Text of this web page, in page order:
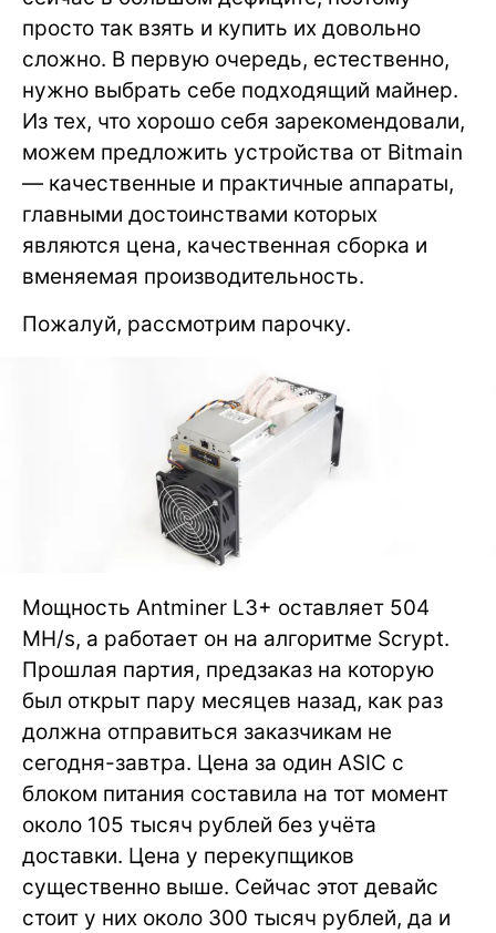
просто так взять и купить их довольно
сложно. В первую очередь, естественно,
нужно выбрать себе подходящий майнер.
Из тех, что хорошо себя зарекомендовали,
можем предложить устройства от Bitmain
— качественные и практичные аппараты,
главными достоинствами которых
являются цена, качественная сборка и
вменяемая производительность.
Пожалуй, рассмотрим парочку.
Мощность Antminer L3+ оставляет 504
MH/s, а работает он на алгоритме Scrypt.
Прошлая партия, предзаказ на которую
был открыт пару месяцев назад, как раз
должна отправиться заказчикам не
сегодня-завтра. Цена за один ASIC с
блоком питания составила на тот момент
около 105 тысяч рублей без учёта
доставки. Цена у перекупщиков
существенно выше. Сейчас этот девайс
стоит у них около 300 тысяч рублей, да и